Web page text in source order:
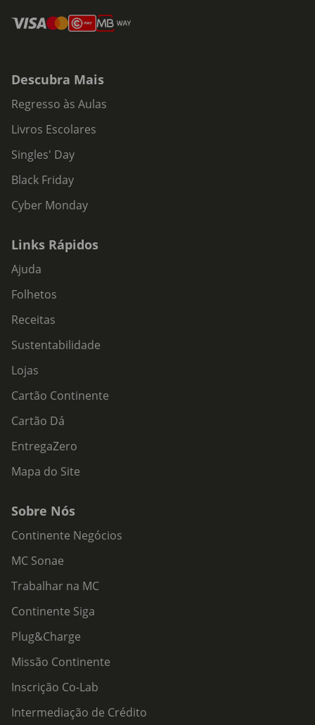
Descubra Mais
Regresso às Aulas
Livros Escolares
Singles' Day
Black Friday
Cyber Monday
Links Rápidos
Ajuda
Folhetos
Receitas
Sustentabilidade
Lojas
Cartão Continente
Cartão Dá
EntregaZero
Mapa do Site
Sobre Nós
Continente Negócios
MC Sonae
Trabalhar na MC
Continente Siga
Plug&Charge
Missão Continente
Inscrição Co-Lab
Intermediação de Crédito